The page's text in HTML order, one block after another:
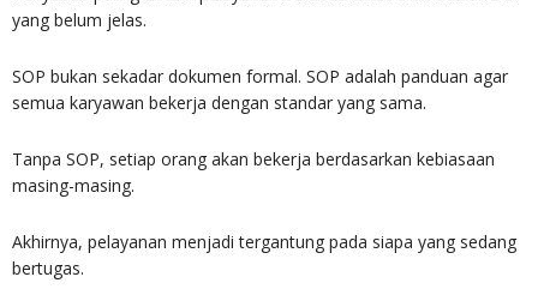
yang belum jelas.
SOP bukan sekadar dokumen formal. SOP adalah panduan agar
semua karyawan bekerja dengan standar yang sama.
Tanpa SOP, setiap orang akan bekerja berdasarkan kebiasaan
masing-masing.
Akhirnya, pelayanan menjadi tergantung pada siapa yang sedang
bertugas.